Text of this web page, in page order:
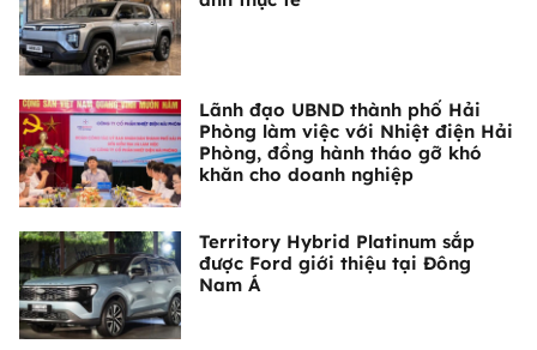
Lãnh đạo UBND thành phố Hải
Phòng làm việc với Nhiệt điện Hải
Phòng, đồng hành tháo gỡ khó
khăn cho doanh nghiệp
Territory Hybrid Platinum sắp
được Ford giới thiệu tại Đông
Nam Á